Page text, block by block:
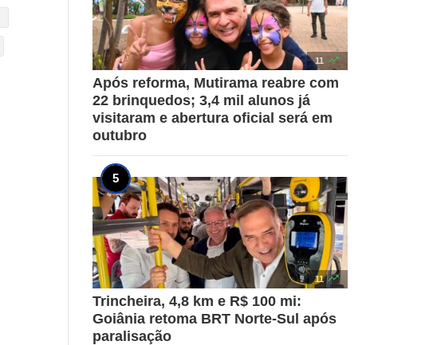
11 
Após reforma, Mutirama reabre com
22 brinquedos; 3,4 mil alunos já
visitaram e abertura oficial será em
outubro
11 
Trincheira, 4,8 km e R$ 100 mi:
Goiânia retoma BRT Norte-Sul após
paralisação